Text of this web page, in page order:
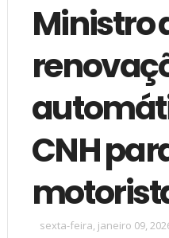
Ministro
CNH
sexta-feira, janeiro 09,